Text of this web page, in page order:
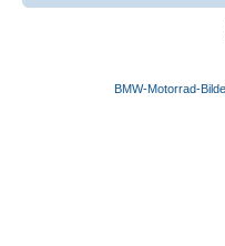
BMW-Motorrad-